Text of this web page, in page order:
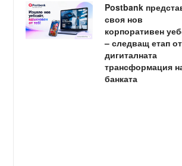
Postbank
своя нов
корпоративен
– следващ етап от
дигиталната
трансформация
банката